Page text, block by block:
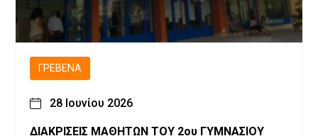
ΓΡΕΒΕΝΆ
28 Ιουνίου 2026
ΔΙΑΚΡΙΣΕΙΣ ΜΑΘΗΤΩΝ ΤΟΥ 2ου ΓΥΜΝΑΣΙΟΥ